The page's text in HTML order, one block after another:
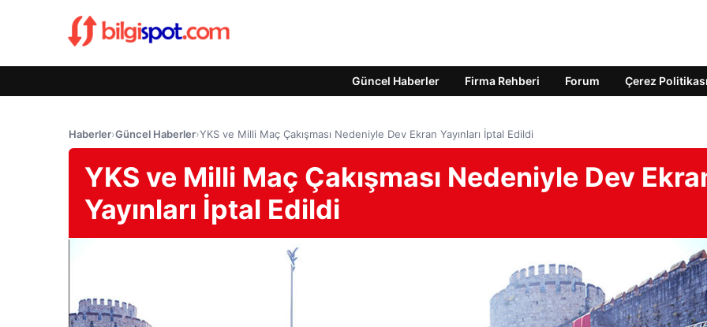
Güncel Haberler Firma Rehberi Forum Çerez Politikası
Haberler›Güncel Haberler›YKS ve Milli Maç Çakışması Nedeniyle Dev Ekran Yayınları İptal Edildi
YKS ve Milli Maç Çakışması Nedeniyle Dev
Yayınları İptal Edildi